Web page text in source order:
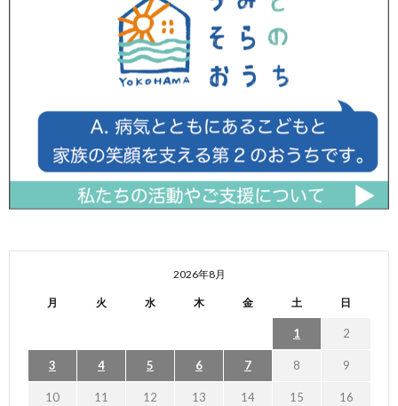
2026年8月
月 火 水 木 金 土 日
1 2
3 4 5 6 7 8 9
10 11 12 13 14 15 16